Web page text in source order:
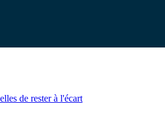
de rester à l'écart